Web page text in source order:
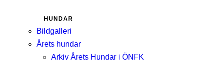
HUNDAR
Bildgalleri
Årets hundar
Arkiv Årets Hundar i ÖNFK